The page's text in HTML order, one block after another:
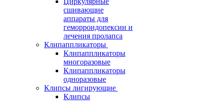
сшивающие
аппараты для
геморроидопексии и
лечения пролапса
Клипаппликаторы
Клипаппликаторы
многоразовые
Клипаппликаторы
одноразовые
Клипсы лигирующие
Клипсы